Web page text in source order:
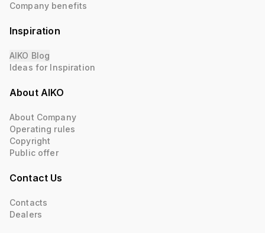
Company benefits
Inspiration
AIKO Blog
Ideas for Inspiration
About AIKO
About Company
Operating rules
Copyright
Public offer
Contact Us
Contacts
Dealers